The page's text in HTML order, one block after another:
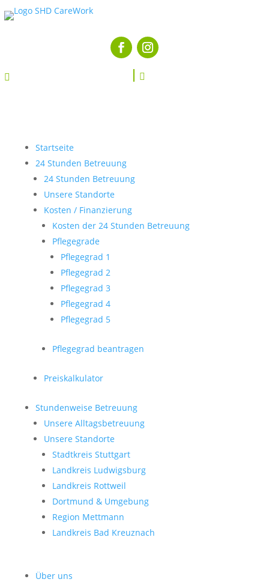
 
Startseite
24 Stunden Betreuung
24 Stunden Betreuung
Unsere Standorte
Kosten / Finanzierung
Kosten der 24 Stunden Betreuung
Pflegegrade
Pflegegrad 1
Pflegegrad 2
Pflegegrad 3
Pflegegrad 4
Pflegegrad 5
Pflegegrad beantragen
Preiskalkulator
Stundenweise Betreuung
Unsere Alltagsbetreuung
Unsere Standorte
Stadtkreis Stuttgart
Landkreis Ludwigsburg
Landkreis Rottweil
Dortmund & Umgebung
Region Mettmann
Landkreis Bad Kreuznach
Über uns